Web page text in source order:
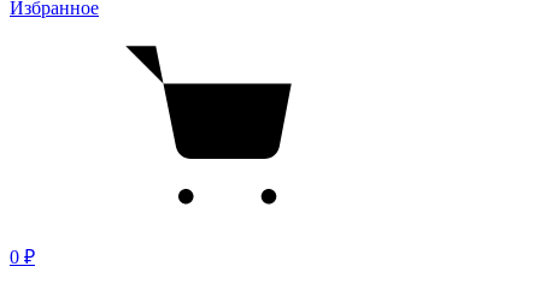
Избранное
0 ₽